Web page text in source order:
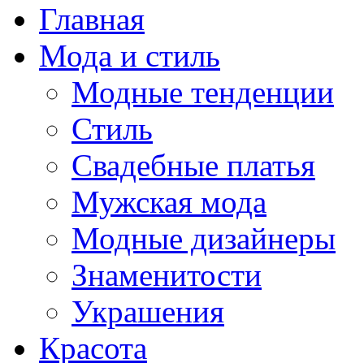
Главная
Мода и стиль
Модные тенденции
Стиль
Свадебные платья
Мужская мода
Модные дизайнеры
Знаменитости
Украшения
Красота